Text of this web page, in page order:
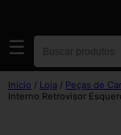
☰
Início / Loja / Peças de
Interno Retrovisor